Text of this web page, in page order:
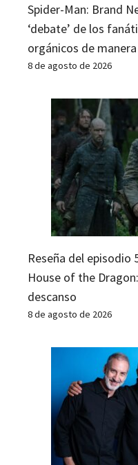
Spider-Man: Brand
‘debate’ de los
orgánicos de
8 de agosto de 2026
Reseña del episodio
House of the
descanso
8 de agosto de 2026